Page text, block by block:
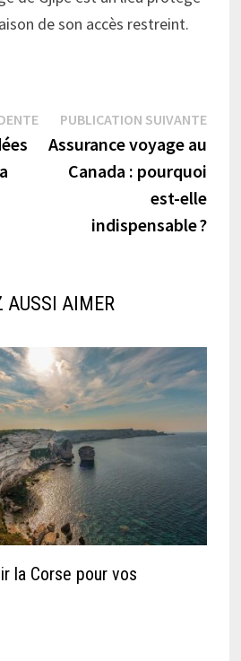
de son accès restreint.
Publication
précédente :
PUBLICATION SUIVANTE
Assurance voyage au
Canada : pourquoi
est-elle
indispensable ?
AUSSI AIMER
la Corse pour vos